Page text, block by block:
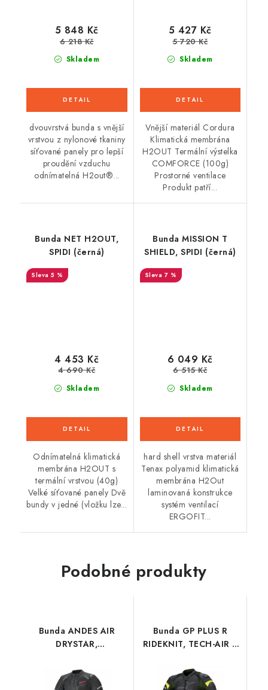
Skladem
5 848 Kč
6 218 Kč
dvouvrstvá bunda s vnější
vrstvou z nylonové tkaniny
síťované panely pro lepší
proudění vzduchu
odnímatelná H2out®...
Skladem
5 427 Kč
5 720 Kč
Vnější materiál Cordura
Klimatická membrána
H2OUT Termální výstelka
COMFORCE (100g)
Prostorné ventilace
Produkt patří...
Bunda NET H2OUT,
SPIDI (černá)
5 %
Skladem
4 453 Kč
4 690 Kč
Odnímatelná klimatická
membrána H2OUT s
termální vrstvou (40g)
Velké síťované panely Dvě
bundy v jedné (vložku lze...
Bunda MISSION T
SHIELD, SPIDI (černá)
7 %
Skladem
6 049 Kč
6 515 Kč
hard shell vrstva materiál
Tenax polyamid klimatická
membrána H2Out
laminovaná konstrukce
systém ventilací
ERGOFIT...
Podobné produkty
Bunda ANDES AIR
DRYSTAR,
2026
Bunda GP PLUS R
RIDEKNIT, TECH-AIR 5
ALPINESTARS (černá/
žlutá fluo)